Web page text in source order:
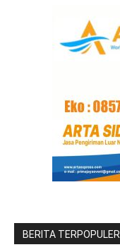
BERITA TERPOPULER